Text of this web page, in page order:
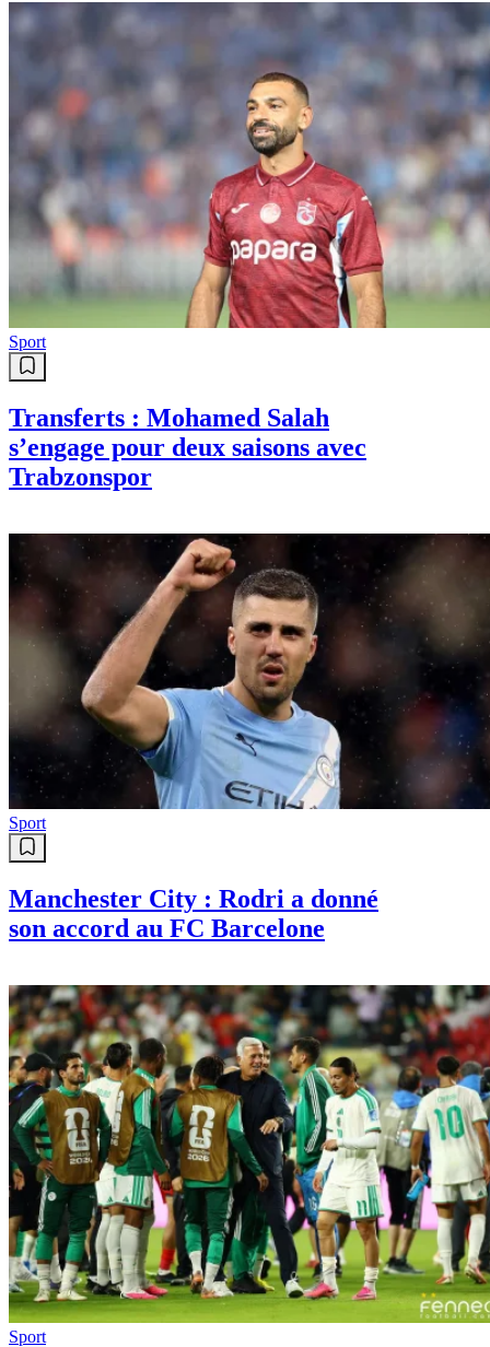
Sport
Transferts : Mohamed Salah
s’engage pour deux saisons avec
Trabzonspor
Sport
Manchester City : Rodri a donné
son accord au FC Barcelone
Sport